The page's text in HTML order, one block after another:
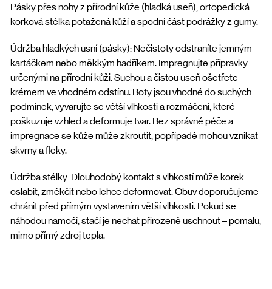
Pásky přes nohy z přírodní kůže (hladká useň), ortopedická
korková stélka potažená kůží a spodní část podrážky z gumy.
Údržba hladkých usní (pásky): Nečistoty odstraníte jemným
kartáčkem nebo měkkým hadříkem. Impregnujte přípravky
určenými na přírodní kůži. Suchou a čistou useň ošetřete
krémem ve vhodném odstínu. Boty jsou vhodné do suchých
podmínek, vyvarujte se větší vlhkosti a rozmáčení, které
poškuzuje vzhled a deformuje tvar. Bez správné péče a
impregnace se kůže může zkroutit, popřípadě mohou vznikat
skvrny a fleky.
Údržba stélky: Dlouhodobý kontakt s vlhkostí může korek
oslabit, změkčit nebo lehce deformovat. Obuv doporučujeme
chránit před přímým vystavením větší vlhkosti. Pokud se
náhodou namočí, stačí je nechat přirozeně uschnout – pomalu,
mimo přímý zdroj tepla.